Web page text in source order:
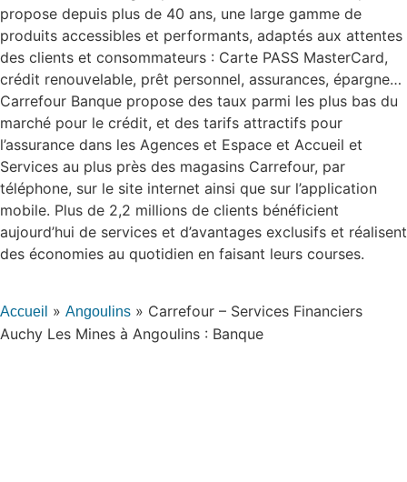
propose depuis plus de 40 ans, une large gamme de
produits accessibles et performants, adaptés aux attentes
des clients et consommateurs : Carte PASS MasterCard,
crédit renouvelable, prêt personnel, assurances, épargne…
Carrefour Banque propose des taux parmi les plus bas du
marché pour le crédit, et des tarifs attractifs pour
l’assurance dans les Agences et Espace et Accueil et
Services au plus près des magasins Carrefour, par
téléphone, sur le site internet ainsi que sur l’application
mobile. Plus de 2,2 millions de clients bénéficient
aujourd’hui de services et d’avantages exclusifs et réalisent
des économies au quotidien en faisant leurs courses.
Accueil » Angoulins » Carrefour – Services Financiers
Auchy Les Mines à Angoulins : Banque